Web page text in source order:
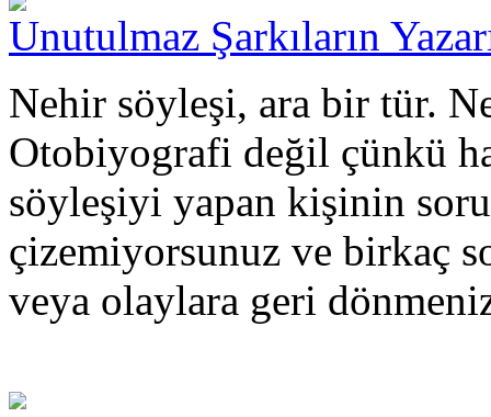
Unutulmaz Şarkıların
Nehir söyleşi, ara bir tür.
Otobiyografi değil çünkü
söyleşiyi yapan kişinin
çizemiyorsunuz ve birkaç
veya olaylara geri